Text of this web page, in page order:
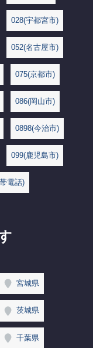
028(宇都宮市)
052(名古屋市)
075(京都市)
086(岡山市)
0898(今治市)
099(鹿児島市)
電話)
宮城県
茨城県
千葉県